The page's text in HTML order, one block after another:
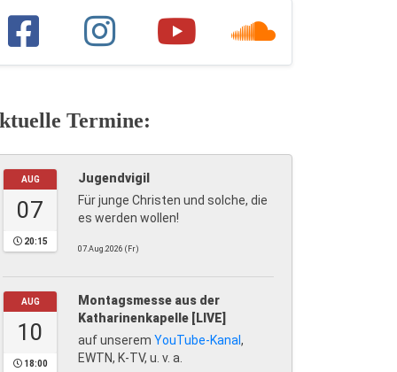
Termine:
AUG
07
20:15
Jugendvigil
Für junge Christen und solche, die
es werden wollen!
07.Aug.2026 (Fr)
AUG
10
18:00
Montagsmesse aus der
Katharinenkapelle [LIVE]
auf unserem YouTube-Kanal ,
EWTN, K-TV, u. v. a.